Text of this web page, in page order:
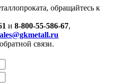
обращайтесь к
и 8-800-55-586-67,
связи.